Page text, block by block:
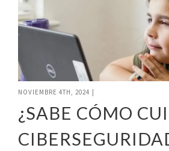
NOVIEMBRE 4TH, 2024
¿SABE CÓMO